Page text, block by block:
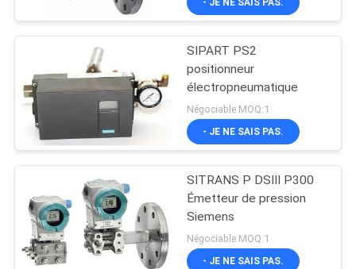
- JE NE SAIS PAS.
SIPART PS2
positionneur
électropneumatique
Négociable MOQ:1
- JE NE SAIS PAS.
SITRANS P DSIII P300
Émetteur de pression
Siemens
Négociable MOQ:1
- JE NE SAIS PAS.